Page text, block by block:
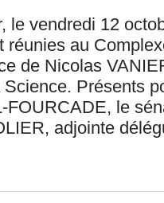
le vendredi 12
réunies au
de Nicolas
Présents
FOURCADE, le
adjointe